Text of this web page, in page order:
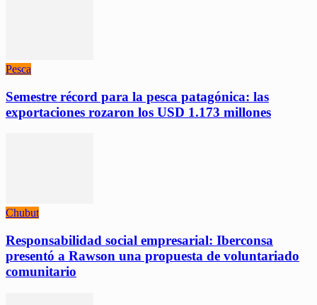
Pesca
Semestre récord para la pesca patagónica: las
exportaciones rozaron los USD 1.173 millones
Chubut
Responsabilidad social empresarial: Iberconsa
presentó a Rawson una propuesta de voluntariado
comunitario